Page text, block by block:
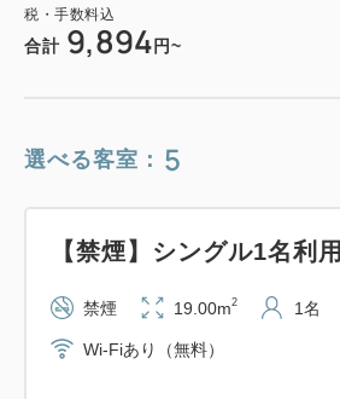
税・手数料込
合計 9,894 円~
選べる客室： 5
【禁煙】シングル1名利用
禁煙 19.00m2 1名
Wi-Fiあり（無料）